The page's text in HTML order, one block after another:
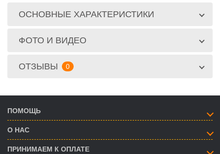
ОСНОВНЫЕ ХАРАКТЕРИСТИКИ
ФОТО И ВИДЕО
ОТЗЫВЫ 0
ПОМОЩЬ
О НАС
ПРИНИМАЕМ К ОПЛАТЕ